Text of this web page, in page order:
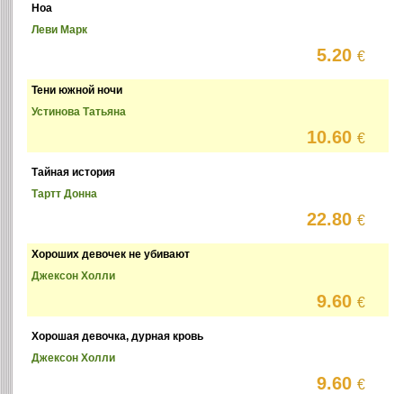
Ноа
Леви Марк
5.20€
Тени южной ночи
Устинова Татьяна
10.60€
Тайная история
Тартт Донна
22.80€
Хороших девочек не убивают
Джексон Холли
9.60€
Хорошая девочка, дурная кровь
Джексон Холли
9.60€